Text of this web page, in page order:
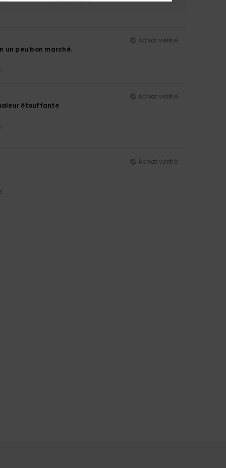
Achat vérifié
un peu bon marché.
Achat vérifié
étouffante
Achat vérifié